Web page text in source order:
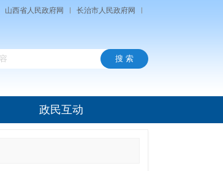
山西省人民政府网 长治市人民政府网
政民互动